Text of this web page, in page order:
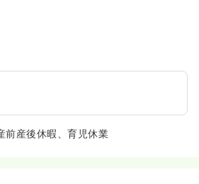
前産後休暇、育児休業